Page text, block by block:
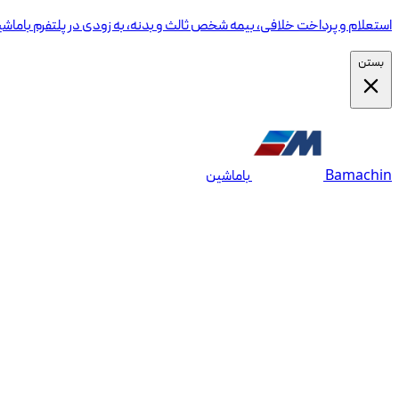
استعلام و پرداخت خلافی، بیمه شخص ثالث و بدنه، به زودی در پلتفرم
بستن
Bamachin باماشین